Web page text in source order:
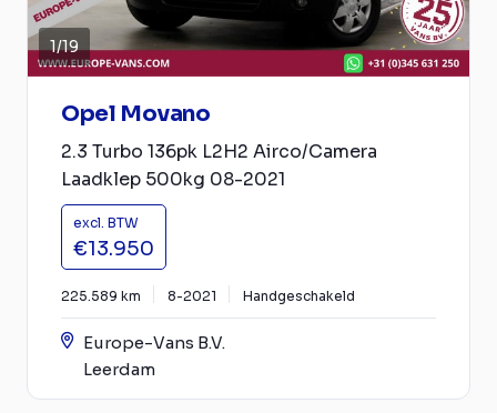
1/19
Opel Movano
2.3 Turbo 136pk L2H2 Airco/Camera
Laadklep 500kg 08-2021
excl. BTW
€13.950
225.589 km 8-2021 Handgeschakeld
Europe-Vans B.V.
Leerdam